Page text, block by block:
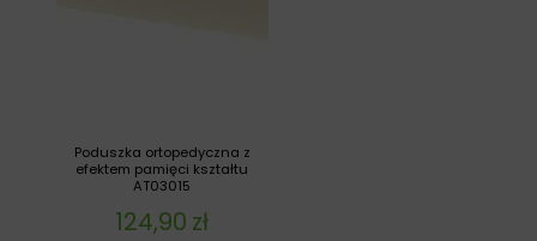
Poduszka ortopedyczna z
efektem pamięci kształtu
AT03015
124,90 zł